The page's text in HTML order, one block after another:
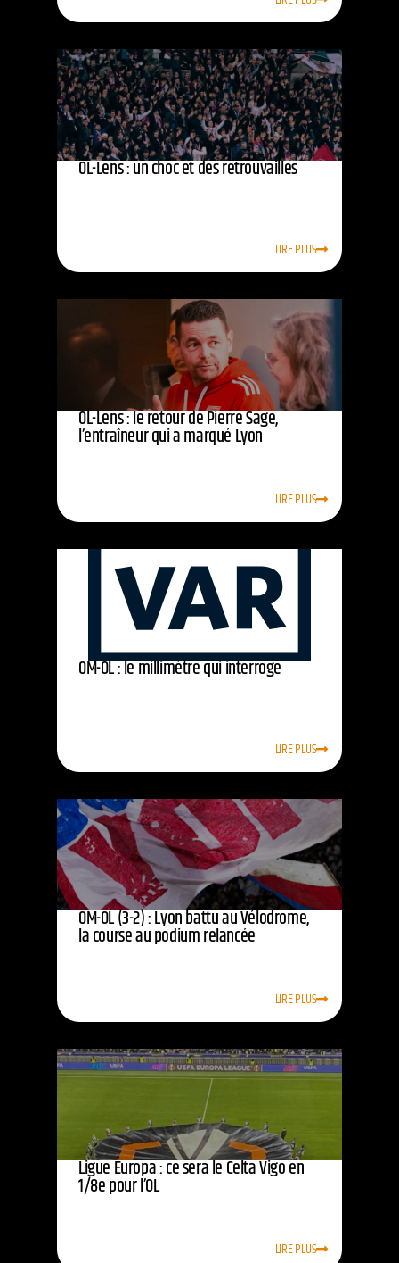
OL-Lens : un choc et des retrouvailles
LIRE PLUS
OL-Lens : le retour de Pierre Sage,
l’entraîneur qui a marqué Lyon
LIRE PLUS
OM-OL : le millimètre qui interroge
LIRE PLUS
OM-OL (3-2) : Lyon battu au Vélodrome,
la course au podium relancée
LIRE PLUS
Ligue Europa : ce sera le Celta Vigo en
1/8e pour l’OL
LIRE PLUS